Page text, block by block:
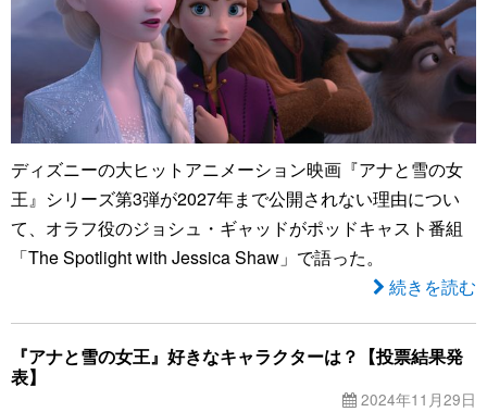
ディズニーの大ヒットアニメーション映画『アナと雪の女
王』シリーズ第3弾が2027年まで公開されない理由につい
て、オラフ役のジョシュ・ギャッドがポッドキャスト番組
「The Spotlight with Jessica Shaw」で語った。
続きを読む
『アナと雪の女王』好きなキャラクターは？【投票結果発
表】
2024年11月29日